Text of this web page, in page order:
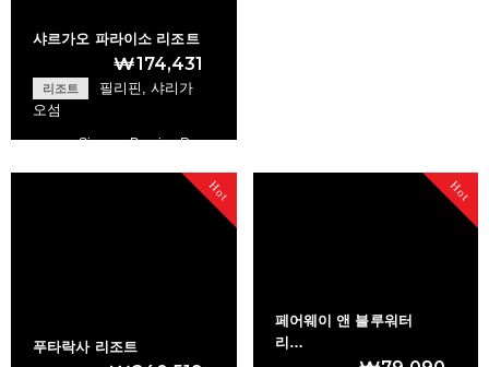
샤르가오 파라이소 리조트
₩174,431
리조트
필리핀, 샤리가
오섬
Siargao Paraiso R…
Hot
푸타락사 리조트
Hot
페어웨이 앤 블루워터
리…